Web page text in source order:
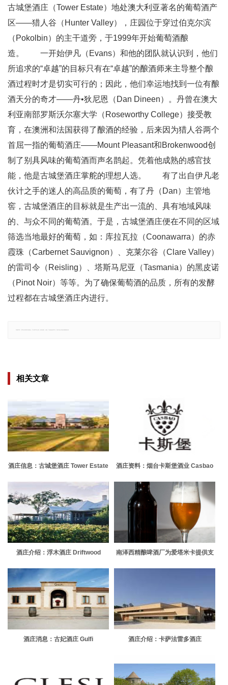
古城堡酒庄（Tower Estate）地处澳大利亚著名的葡萄酒产
区——猎人谷（Hunter Valley），庄园位于穿过伯克尔滨
（Pokolbin）的主干道旁，于1999年开始葡萄酒酿
造。 一开始伊凡（Evans）和他的团队就认识到，他们
所追求的“卓越”的目标只有在“卓越”的酿酒师来主导整个酿
酒过程时才是切实可行的；因此，他们幸运地找到一位有酿
酒天分的奇才——丹•狄尼恩（Dan Dineen）。丹曾在澳大
利亚南部罗斯沃尔塞大学（Roseworthy College）接受教
育，在澳洲和法国获得了酿酒的经验，后来因为猎人谷两个
首屈一指的葡萄酒庄——Mount Pleasant和Brokenwood创
制了别具风味的葡萄酒而声名鹊起。凭着他成熟的感官技
能，他是古城堡酒庄掌舵的理想人选。 有了出自伊凡老
伙计之手的迷人的高品质的葡萄，有了丹（Dan）主管地
窖，古城堡酒庄的目标就是生产出一流的、具有地域风味
的、与众不同的葡萄酒。于是，古城堡酒庄便在不同的区域
筛选当地最好的葡萄，如：库拉瓦拉（Coonawarra）的赤
霞珠（Carbernet Sauvignon）、克莱尔谷（Clare Valley）
的雷司令（Reisling）、塔斯马尼亚（Tasmania）的黑皮诺
（Pinot Noir）等等。为了确保葡萄酒的品质，所有的发酵
过程都在古城堡酒庄内进行。
相关文章
酒庄信息：古城堡酒庄 Tower Estate
酒庄资料：烟台卡斯堡酒业 Casbao
酒庄介绍：浮木酒庄 Driftwood
南泽西精酿啤酒厂为爱塔米卡提供支
酒庄消息：古妃酒庄 Gulfi
酒庄介绍：卡萨法雷多酒庄